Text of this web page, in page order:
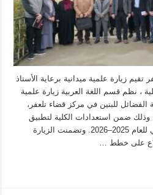
تقيم زيارة علمية ميدانية برعاية الأستاذ
، نظم قسم اللغة العربية زيارة علمية
الفضائل للبنين في مركز قضاء تلعفر،
الثلاثاء الموافق 16/12/2025، وذلك ضمن استعدادات الكلية لتطبيق
الطلبة في الفصل الدراسي الثاني للعام 2025–2026. وتضمنت الزيارة
على خطط …